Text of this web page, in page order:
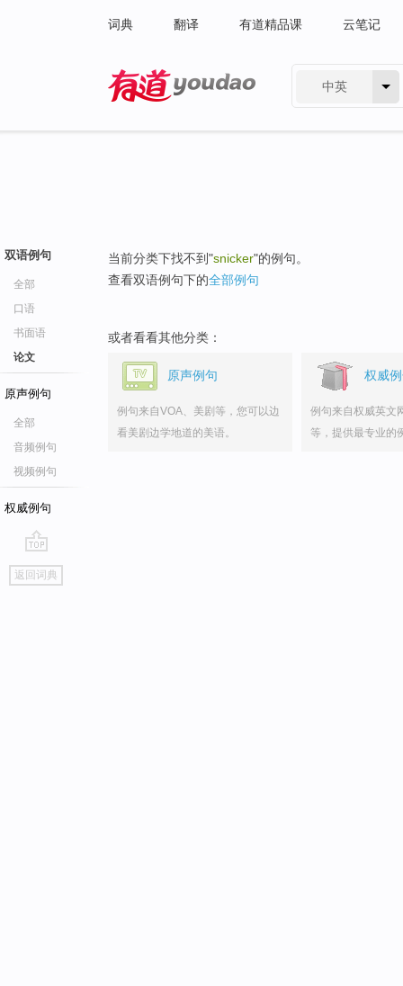
词典 翻译 有道精品课 云笔记
中英
双语例句
全部
口语
书面语
论文
原声例句
全部
音频例句
视频例句
权威例句
go
top
返回词典
当前分类下找不到"snicker"的例句。
查看双语例句下的全部例句
或者看看其他分类：
原声例句
例句来自VOA、美剧等，您可以边
看美剧边学地道的美语。
权威
例句来自权威英文
等，提供最专业的